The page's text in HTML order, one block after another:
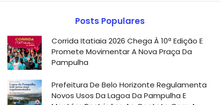
Posts Populares
Corrida Itatiaia 2026 Chega À 10ª Edição E
Promete Movimentar A Nova Praça Da
Pampulha
Prefeitura De Belo Horizonte Regulamenta
Novos Usos Da Lagoa Da Pampulha E